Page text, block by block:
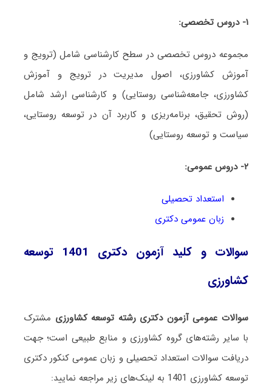
۱- دروس تخصصی:
مجموعه دروس تخصصی در سطح کارشناسی شامل (ترویج و
آموزش کشاورزی، اصول مدیریت در ترویج و آموزش
کشاورزی، جامعه‌شناسی روستایی) و کارشناسی ارشد شامل
(روش تحقیق، برنامه‌ریزی و کاربرد آن در توسعه روستایی،
سیاست و توسعه روستایی)
۲- دروس عمومی:
استعداد تحصیلی
زبان عمومی دکتری
سوالات و کلید آزمون دکتری 1401 توسعه
کشاورزی
سوالات عمومی آزمون دکتری رشته توسعه کشاورزی مشترک
با سایر رشته‌های گروه کشاورزی و منابع طبیعی است؛ جهت
دریافت سوالات استعداد تحصیلی و زبان عمومی کنکور دکتری
توسعه کشاورزی 1401 به لینک‌های زیر مراجعه نمایید: